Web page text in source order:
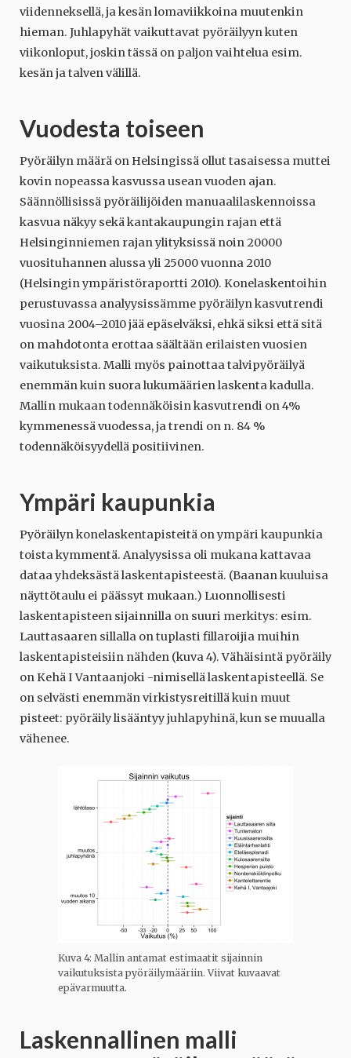
viidenneksellä, ja kesän lomaviikkoina muutenkin
hieman. Juhlapyhät vaikuttavat pyöräilyyn kuten
viikonloput, joskin tässä on paljon vaihtelua esim.
kesän ja talven välillä.
Vuodesta toiseen
Pyöräilyn määrä on Helsingissä ollut tasaisessa muttei
kovin nopeassa kasvussa usean vuoden ajan.
Säännöllisissä pyöräilijöiden manuaalilaskennoissa
kasvua näkyy sekä kantakaupungin rajan että
Helsinginniemen rajan ylityksissä noin 20000
vuosituhannen alussa yli 25000 vuonna 2010
(Helsingin ympäristöraportti 2010). Konelaskentoihin
perustuvassa analyysissämme pyöräilyn kasvutrendi
vuosina 2004–2010 jää epäselväksi, ehkä siksi että sitä
on mahdotonta erottaa säältään erilaisten vuosien
vaikutuksista. Malli myös painottaa talvipyöräilyä
enemmän kuin suora lukumäärien laskenta kadulla.
Mallin mukaan todennäköisin kasvutrendi on 4%
kymmenessä vuodessa, ja trendi on n. 84 %
todennäköisyydellä positiivinen.
Ympäri kaupunkia
Pyöräilyn konelaskentapisteitä on ympäri kaupunkia
toista kymmentä. Analyysissa oli mukana kattavaa
dataa yhdeksästä laskentapisteestä. (Baanan kuuluisa
näyttötaulu ei päässyt mukaan.) Luonnollisesti
laskentapisteen sijainnilla on suuri merkitys: esim.
Lauttasaaren sillalla on tuplasti fillaroijia muihin
laskentapisteisiin nähden (kuva 4). Vähäisintä pyöräily
on Kehä I Vantaanjoki -nimisellä laskentapisteellä. Se
on selvästi enemmän virkistysreitillä kuin muut
pisteet: pyöräily lisääntyy juhlapyhinä, kun se muualla
vähenee.
Kuva 4: Mallin antamat estimaatit sijainnin
vaikutuksista pyöräilymääriin. Viivat kuvaavat
epävarmuutta.
Laskennallinen malli